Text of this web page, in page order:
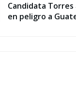
Candidata Torres
en peligro a